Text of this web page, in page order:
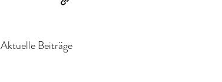
Aktuelle Beiträge